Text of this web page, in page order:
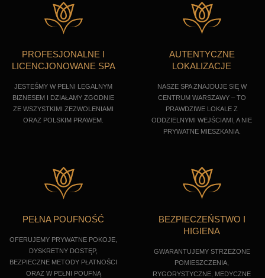
PROFESJONALNE I
LICENCJONOWANE SPA
JESTEŚMY W PEŁNI LEGALNYM
BIZNESEM I DZIAŁAMY ZGODNIE
ZE WSZYSTKIMI ZEZWOLENIAMI
ORAZ POLSKIM PRAWEM.
AUTENTYCZNE
LOKALIZACJE
NASZE SPA ZNAJDUJE SIĘ W
CENTRUM WARSZAWY – TO
PRAWDZIWE LOKALE Z
ODDZIELNYMI WEJŚCIAMI, A NIE
PRYWATNE MIESZKANIA.
PEŁNA POUFNOŚĆ
OFERUJEMY PRYWATNE POKOJE,
DYSKRETNY DOSTĘP,
BEZPIECZNE METODY PŁATNOŚCI
ORAZ W PEŁNI POUFNĄ
BEZPIECZEŃSTWO I
HIGIENA
GWARANTUJEMY STRZEŻONE
POMIESZCZENIA,
RYGORYSTYCZNE, MEDYCZNE